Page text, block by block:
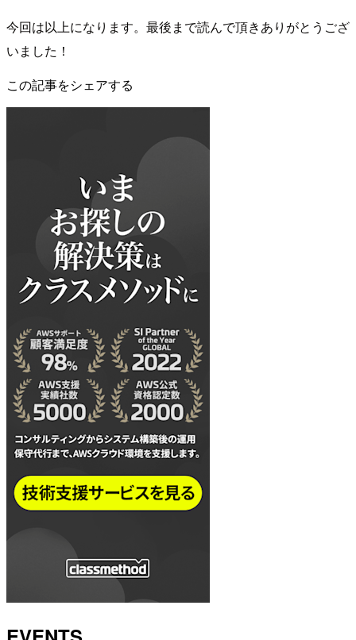
今回は以上になります。最後まで読んで頂きありがとうござ
いました！
この記事をシェアする